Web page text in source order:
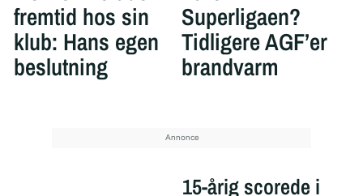
fremtid hos sin
klub: Hans egen
beslutning
Superligaen?
Tidligere AGF’er
brandvarm
15-årig scorede i